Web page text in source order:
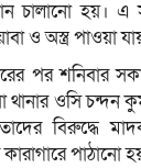
চালানো হয়। এ
ও অস্ত্র পাওয়া
পর শনিবার
থানার ওসি চন্দন
বিরুদ্ধে
পাঠানো